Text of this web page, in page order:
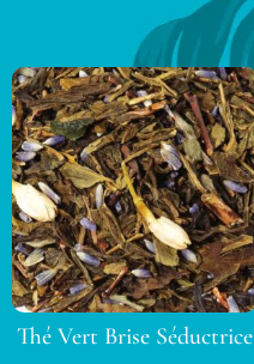
Thé Vert Brise Séductrice